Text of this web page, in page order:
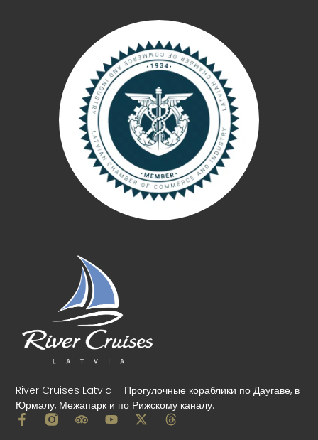
River Cruises Latvia – Прогулочные кораблики по Даугаве, в
Юрмалу, Межапарк и по Рижскому каналу.